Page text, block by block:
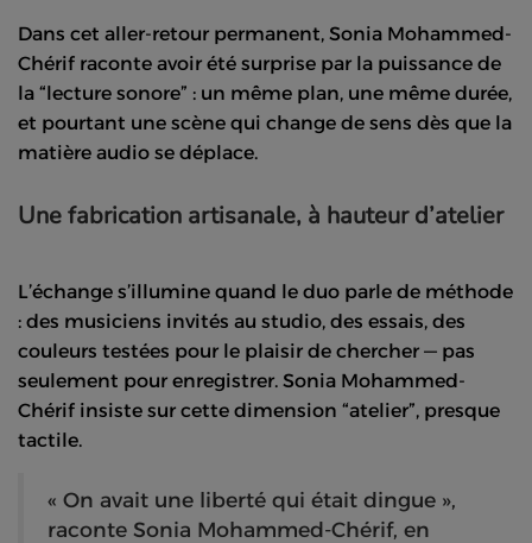
Dans cet aller-retour permanent, Sonia Mohammed-
Chérif raconte avoir été surprise par la puissance de
la “lecture sonore” : un même plan, une même durée,
et pourtant une scène qui change de sens dès que la
matière audio se déplace.
Une fabrication artisanale, à hauteur d’atelier
L’échange s’illumine quand le duo parle de méthode
: des musiciens invités au studio, des essais, des
couleurs testées pour le plaisir de chercher — pas
seulement pour enregistrer. Sonia Mohammed-
Chérif insiste sur cette dimension “atelier”, presque
tactile.
« On avait une liberté qui était dingue »,
raconte Sonia Mohammed-Chérif, en